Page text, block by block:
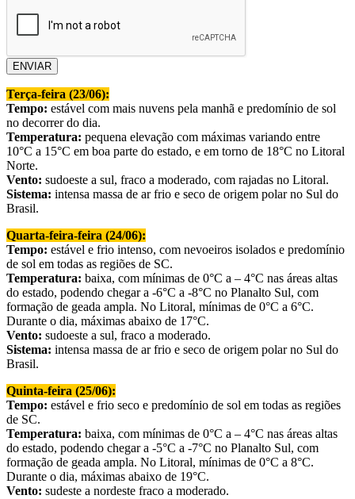
ENVIAR
Terça-feira (23/06):
Tempo: estável com mais nuvens pela manhã e predomínio de sol
no decorrer do dia.
Temperatura: pequena elevação com máximas variando entre
10°C a 15°C em boa parte do estado, e em torno de 18°C no Litoral
Norte.
Vento: sudoeste a sul, fraco a moderado, com rajadas no Litoral.
Sistema: intensa massa de ar frio e seco de origem polar no Sul do
Brasil.
Quarta-feira-feira (24/06):
Tempo: estável e frio intenso, com nevoeiros isolados e predomínio
de sol em todas as regiões de SC.
Temperatura: baixa, com mínimas de 0°C a – 4°C nas áreas altas
do estado, podendo chegar a -6°C a -8°C no Planalto Sul, com
formação de geada ampla. No Litoral, mínimas de 0°C a 6°C.
Durante o dia, máximas abaixo de 17°C.
Vento: sudoeste a sul, fraco a moderado.
Sistema: intensa massa de ar frio e seco de origem polar no Sul do
Brasil.
Quinta-feira (25/06):
Tempo: estável e frio seco e predomínio de sol em todas as regiões
de SC.
Temperatura: baixa, com mínimas de 0°C a – 4°C nas áreas altas
do estado, podendo chegar a -5°C a -7°C no Planalto Sul, com
formação de geada ampla. No Litoral, mínimas de 0°C a 8°C.
Durante o dia, máximas abaixo de 19°C.
Vento: sudeste a nordeste fraco a moderado.